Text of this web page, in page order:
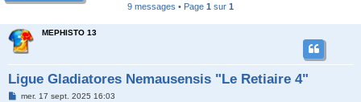
9 messages • Page 1 sur 1
MEPHISTO 13
Ligue Gladiatores Nemausensis "Le Retiaire 4"
Mmer. 17 sept. 2025 16:03